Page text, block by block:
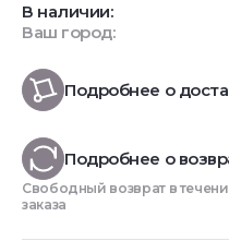
В наличии:
Ваш город:
Подробнее о
Подробнее о
Свободный возврат в
заказа